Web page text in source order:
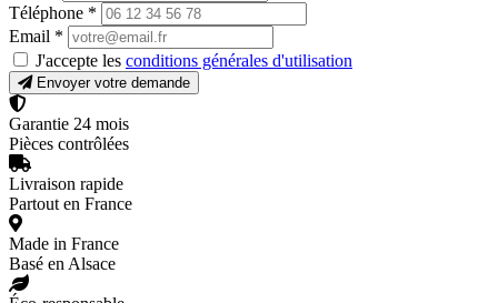
Téléphone *
Email *
J'accepte les conditions générales d'utilisation
Envoyer votre demande
Garantie 24 mois
Pièces contrôlées
Livraison rapide
Partout en France
Made in France
Basé en Alsace